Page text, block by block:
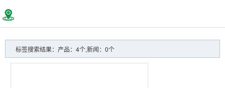
标签搜索结果：产品：4个,新闻：0个